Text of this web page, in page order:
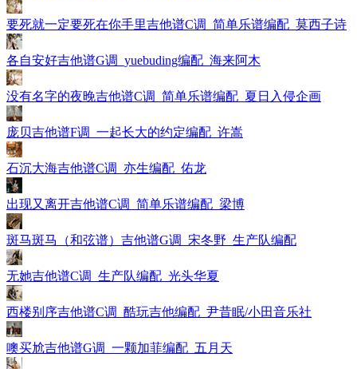
要死就一定要死在你手里吉他谱C调_简单乐谱编配_莫西子诗
各自安好吉他谱G调_yuebuding编配_海来阿木
没有名字的夜晚吉他谱C调_简单乐谱编配_夏日入侵企画
庞贝吉他谱F调_一起长大的约定编配_许嵩
石沉大海吉他谱C调_亦生编配_佑龙
出现又离开吉他谱C调_简单乐谱编配_梁博
斑马斑马（和弦谱）吉他谱G调_宋冬野_生产队编配
无她吉他谱C调_生产队编配_光头华夏
西楼别序吉他谱C调_酷玩吉他编配_尹昔眠/小田音乐社
噢买尬吉他谱G调_一颗加菲编配_五月天